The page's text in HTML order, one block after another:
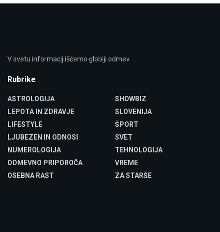
V svetu informacij iščemo globlji odmev.
Rubrike
ASTROLOGIJA
LEPOTA IN ZDRAVJE
LIFESTYLE
LJUBEZEN IN ODNOSI
NUMEROLOGIJA
ODMEVNO PRIPOROČA
OSEBNA RAST
SHOWBIZ
SLOVENIJA
ŠPORT
SVET
TEHNOLOGIJA
VREME
ZA STARŠE